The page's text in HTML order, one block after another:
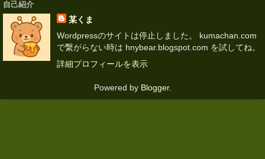
自己紹介
某くま
Wordpressのサイトは停止しました。 kumachan.com
で繋がらない時は hnybear.blogspot.com を試してね。
詳細プロフィールを表示
Powered by Blogger.